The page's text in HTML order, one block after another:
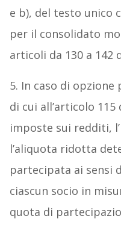
e b), del testo unico
per il consolidato
articoli da 130 a 142
5. In caso di
di cui all’articolo
imposte sui redditi,
l’aliquota ridotta
partecipata ai sensi
ciascun socio in
quota di